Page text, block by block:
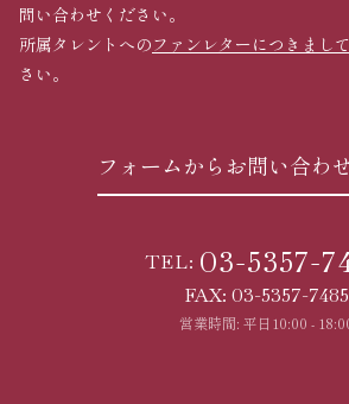
問い合わせください。
所属タレントへのファンレターにつきまし
さい。
フォームからお問い合わ
TEL: 03-5357-
FAX: 03-5357-7485
営業時間: 平日10:00 -